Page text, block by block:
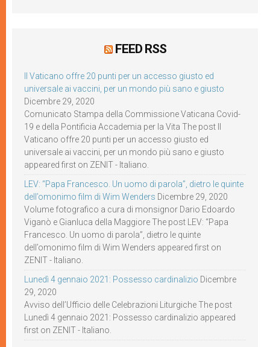
FEED RSS
Il Vaticano offre 20 punti per un accesso giusto ed
universale ai vaccini, per un mondo più sano e giusto
Dicembre 29, 2020
Comunicato Stampa della Commissione Vaticana Covid-
19 e della Pontificia Accademia per la Vita The post Il
Vaticano offre 20 punti per un accesso giusto ed
universale ai vaccini, per un mondo più sano e giusto
appeared first on ZENIT - Italiano.
LEV: “Papa Francesco. Un uomo di parola”, dietro le quinte
dell’omonimo film di Wim Wenders Dicembre 29, 2020
Volume fotografico a cura di monsignor Dario Edoardo
Viganò e Gianluca della Maggiore The post LEV: “Papa
Francesco. Un uomo di parola”, dietro le quinte
dell’omonimo film di Wim Wenders appeared first on
ZENIT - Italiano.
Lunedì 4 gennaio 2021: Possesso cardinalizio Dicembre
29, 2020
Avviso dell’Ufficio delle Celebrazioni Liturgiche The post
Lunedì 4 gennaio 2021: Possesso cardinalizio appeared
first on ZENIT - Italiano.